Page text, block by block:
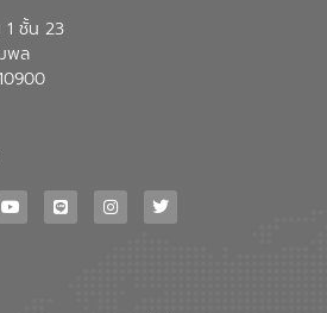
ใช้น้ำที่พุ่งสูงขึ้นจากการขยายตัวของ
การองค์การจัดการน้ำเสีย กล่าวถึงภารกิจ
เพื่อสนับสนุนการพัฒนาเมืองอย่างยั่งยืน
ขณะที่ นายบดินทร์ อุดล กรรมการผู้อำนวย
1 ชั้น 23
พล